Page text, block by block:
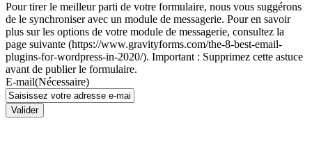
Pour tirer le meilleur parti de votre formulaire, nous vous suggérons
de le synchroniser avec un module de messagerie. Pour en savoir
plus sur les options de votre module de messagerie, consultez la
page suivante (https://www.gravityforms.com/the-8-best-email-
plugins-for-wordpress-in-2020/). Important : Supprimez cette astuce
avant de publier le formulaire.
E-mail(Nécessaire)
Valider